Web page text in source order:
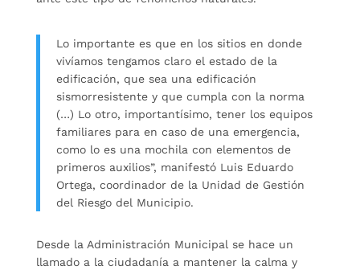
Lo importante es que en los sitios en donde
vivíamos tengamos claro el estado de la
edificación, que sea una edificación
sismorresistente y que cumpla con la norma
(…) Lo otro, importantísimo, tener los equipos
familiares para en caso de una emergencia,
como lo es una mochila con elementos de
primeros auxilios”, manifestó Luis Eduardo
Ortega, coordinador de la Unidad de Gestión
del Riesgo del Municipio.
Desde la Administración Municipal se hace un
llamado a la ciudadanía a mantener la calma y